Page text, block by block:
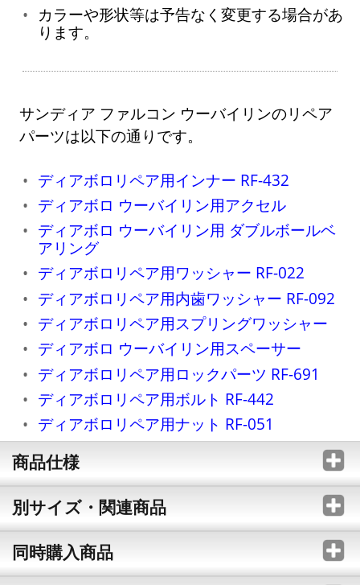
カラーや形状等は予告なく変更する場合があ
ります。
サンディア ファルコン ウーバイリンのリペア
パーツは以下の通りです。
ディアボロリペア用インナー RF-432
ディアボロ ウーバイリン用アクセル
ディアボロ ウーバイリン用 ダブルボールベ
アリング
ディアボロリペア用ワッシャー RF-022
ディアボロリペア用内歯ワッシャー RF-092
ディアボロリペア用スプリングワッシャー
ディアボロ ウーバイリン用スペーサー
ディアボロリペア用ロックパーツ RF-691
ディアボロリペア用ボルト RF-442
ディアボロリペア用ナット RF-051
商品仕様
別サイズ・関連商品
同時購入商品